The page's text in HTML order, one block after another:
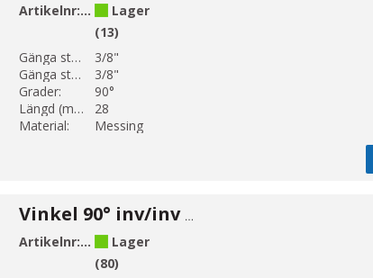
Artikelnr:E17-3Lager
(13)
Gänga storlek 1:
3/8"
Gänga storlek 2:
3/8"
Grader:
90°
Längd (mm):
28
Material:
Messing
Vinkel 90° inv/inv 1/2"
Artikelnr:E17-4Lager
(80)